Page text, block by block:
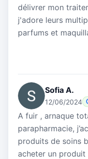
délivrer mon
j'adore leurs
parfums et
Sofia A.
12/06/2024
A fuir , arnaque
parapharmacie,
produits de soins
acheter un